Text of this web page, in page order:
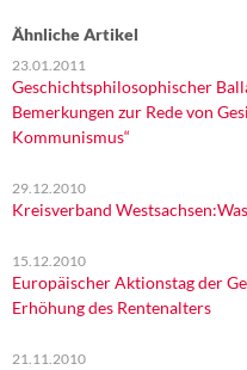
Ähnliche Artikel
23.01.2011
Geschichtsphilosophischer
Bemerkungen zur Rede von
Kommunismus“
29.12.2010
Kreisverband
15.12.2010
Europäischer Aktionstag der
Erhöhung des Rentenalters
21.11.2010